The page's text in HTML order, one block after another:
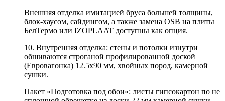
Внешняя отделка имитацией бруса большей толщины,
блок-хаусом, сайдингом, а также замена OSB на плиты
БелТермо или IZOPLAAT доступны как опция.
10. Внутренняя отделка: стены и потолки изнутри
обшиваются строганой профилированной доской
(Евровагонка) 12.5х90 мм, хвойных пород, камерной
сушки.
Пакет «Подготовка под обои»: листы гипсокартон по не